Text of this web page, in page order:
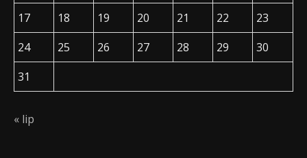
17
18 19 20 21 22
23
24
25 26 27 28 29
30
31
« lip